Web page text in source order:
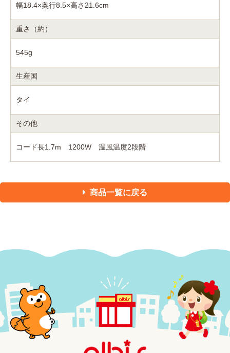
幅18.4×奥行8.5×高さ21.6cm
重さ（約）
545g
生産国
タイ
その他
コード長1.7m 1200W 温風温度2段階
商品一覧に戻る